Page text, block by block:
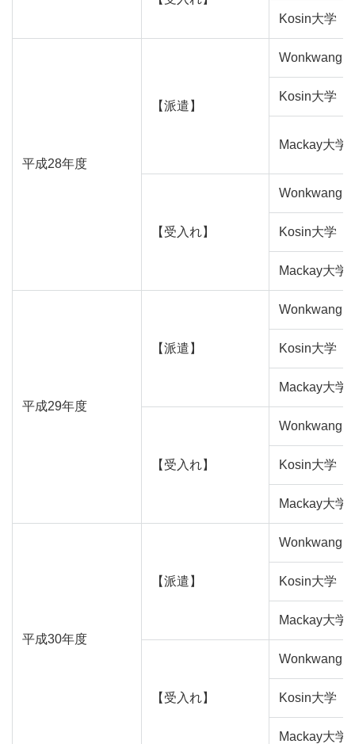
Kosin大学
平成28年度
【派遣】
Wonkwang
Kosin大学
Mackay大学
【受入れ】
Wonkwang
Kosin大学
Mackay大学
平成29年度
【派遣】
Wonkwang
Kosin大学
Mackay大学
【受入れ】
Wonkwang
Kosin大学
Mackay大学
平成30年度
【派遣】
Wonkwang
Kosin大学
Mackay大学
【受入れ】
Wonkwang
Kosin大学
Mackay大学